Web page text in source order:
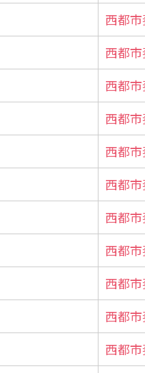
西都
西都
西都
西都
西都
西都
西都
西都
西都
西都
西都